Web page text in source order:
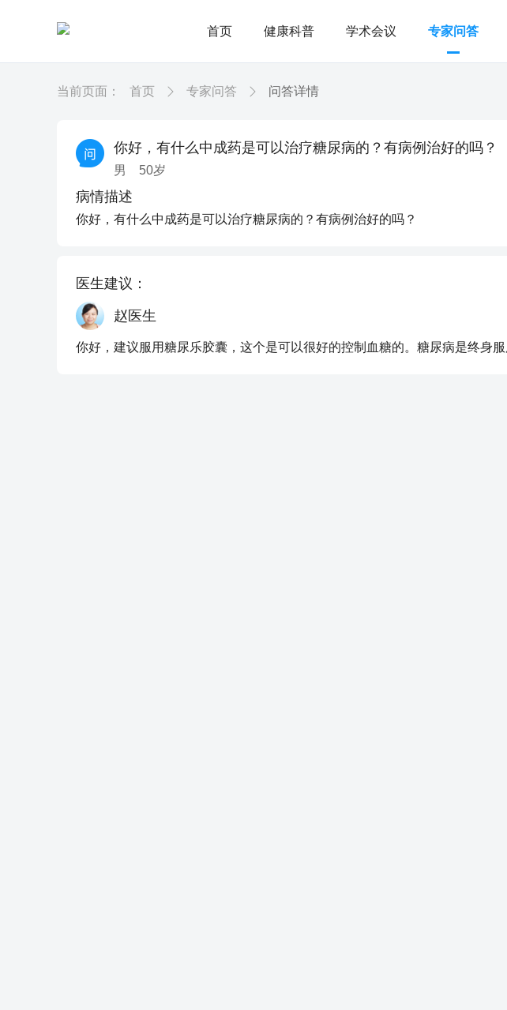
首页 健康科普 学术会议 专家问答
当前页面： 首页 专家问答 问答详情
你好，有什么中成药是可以治疗糖尿病的？有病例治好的吗？
男 50岁
病情描述
你好，有什么中成药是可以治疗糖尿病的？有病例治好的吗？
医生建议：
赵医生
你好，建议服用糖尿乐胶囊，这个是可以很好的控制血糖的。糖尿病是终身服